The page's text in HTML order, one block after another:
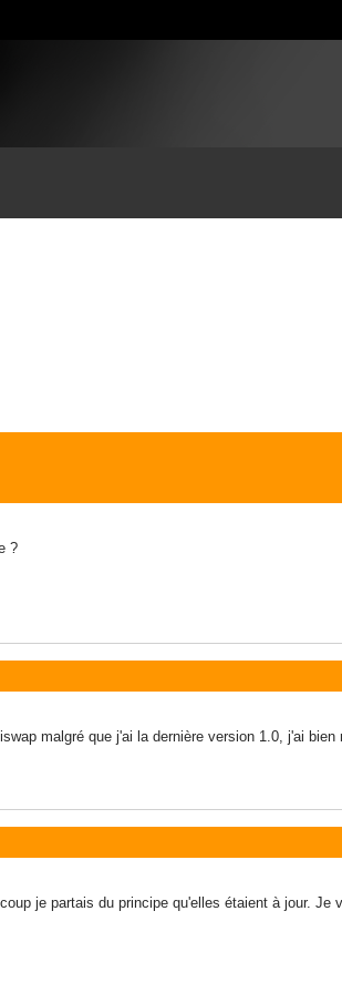
?
malgré que j'ai la dernière version 1.0, j'ai
je partais du principe qu'elles étaient à jour. Je